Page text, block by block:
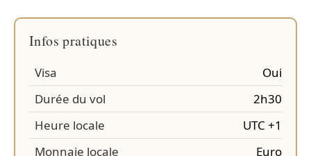
Infos pratiques
Visa
Oui
Durée du vol
2h30
Heure locale
UTC +1
Monnaie locale
Euro